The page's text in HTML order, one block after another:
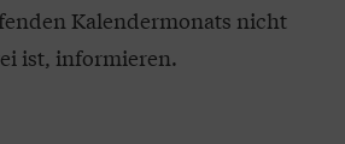
Kalendermonats nicht
ist, informieren.